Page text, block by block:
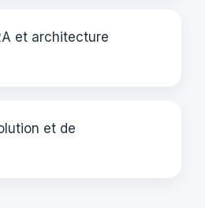
et architecture
et de